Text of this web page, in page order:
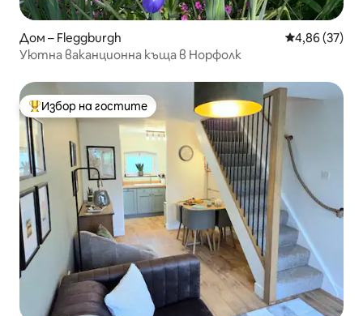
Дом – Fleggburgh Средна
4,86 (37)
Уютна ваканционна къща в Норфолк
Най-популярен избор на гостите
Избор на гостите